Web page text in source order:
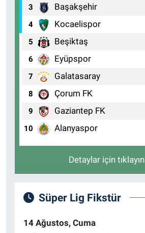
3 Başakşehir
4 Kocaelispor
5 Beşiktaş
6 Eyüpspor
7 Galatasaray
8 Çorum FK
9 Gaziantep FK
10 Alanyaspor
Detaylar için tıklayın
Süper Lig Fikstür
14 Ağustos, Cuma